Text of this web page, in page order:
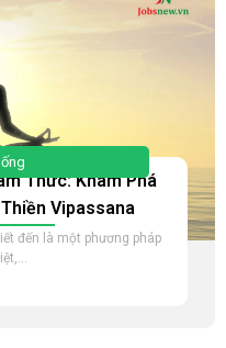
Thức: Khám Phá
Vipassana
đến là một phương pháp